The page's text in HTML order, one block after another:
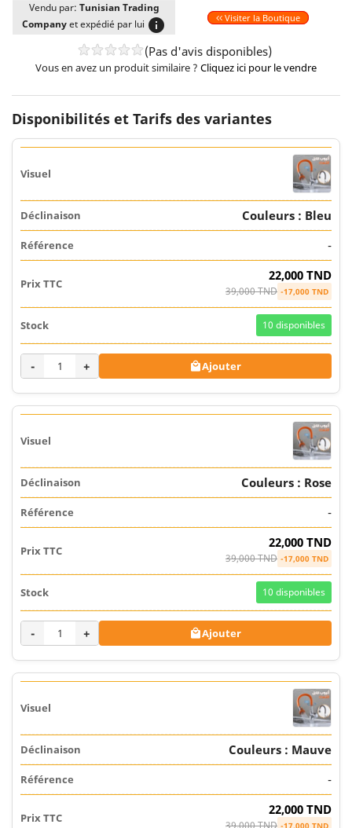
Vendu par: Tunisian Trading
Companyet expédié par lui info Visiter la Boutique
(Pas d'avis disponibles)
Vous en avez un produit similaire ? Cliquez ici pour le vendre
Disponibilités et Tarifs des variantes
Couleurs : Bleu
-
22,000 TND
39,000 TND -17,000 TND
10 disponibles
- + Ajouter
Couleurs : Rose
-
22,000 TND
39,000 TND -17,000 TND
10 disponibles
- + Ajouter
Couleurs : Mauve
-
22,000 TND